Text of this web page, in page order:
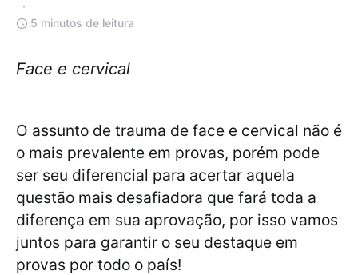
5 minutos de leitura
Face e cervical
O assunto de trauma de face e cervical não é
o mais prevalente em provas, porém pode
ser seu diferencial para acertar aquela
questão mais desafiadora que fará toda a
diferença em sua aprovação, por isso vamos
juntos para garantir o seu destaque em
provas por todo o país!